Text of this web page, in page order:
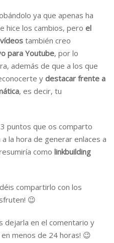
ya que apenas ha
hice los cambios, pero el
también creo
para Youtube, por lo
además de que a los que
y destacar frente a
, es decir, tu
puntos que os comparto
la hora de generar enlaces a
como linkbuilding
compartirlo con los
😉
dejarla en el comentario y
menos de 24 horas! 😉